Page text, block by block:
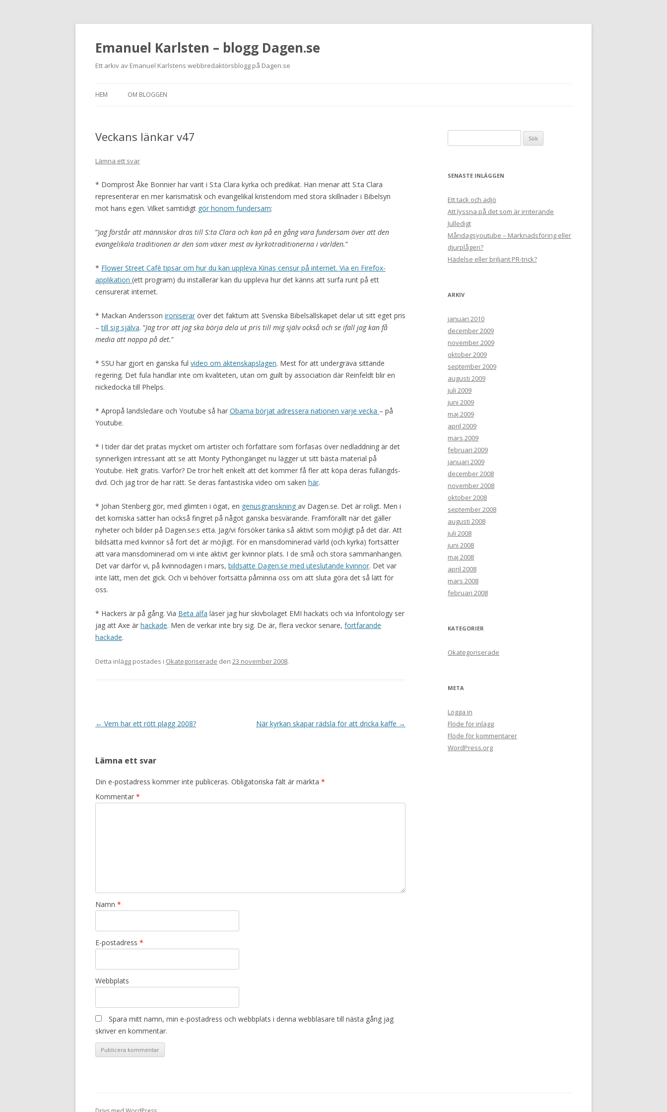
Emanuel Karlsten – blogg Dagen.se
Ett arkiv av Emanuel Karlstens webbredaktörsblogg på Dagen.se
HEM OM BLOGGEN
Veckans länkar v47
Lämna ett svar
* Domprost Åke Bonnier har varit i S:ta Clara kyrka och predikat. Han menar att S:ta Clara
representerar en mer karismatisk och evangelikal kristendom med stora skillnader i Bibelsyn
mot hans egen. Vilket samtidigt gör honom fundersam:
”Jag förstår att människor dras till S:ta Clara och kan på en gång vara fundersam över att den
evangelikala traditionen är den som växer mest av kyrkotraditionerna i världen.”
* Flower Street Café tipsar om hur du kan uppleva Kinas censur på internet. Via en Firefox-
applikation (ett program) du installerar kan du uppleva hur det känns att surfa runt på ett
censurerat internet.
* Mackan Andersson ironiserar över det faktum att Svenska Bibelsällskapet delar ut sitt eget pris
–till sig själva. ”Jag tror att jag ska börja dela ut pris till mig själv också och se ifall jag kan få
media att nappa på det.”
* SSU har gjort en ganska ful video om äktenskapslagen. Mest för att undergräva sittande
regering. Det fula handlar inte om kvaliteten, utan om guilt by association där Reinfeldt blir en
nickedocka till Phelps.
* Apropå landsledare och Youtube så har Obama börjat adressera nationen varje vecka – på
Youtube.
* I tider där det pratas mycket om artister och författare som förfasas över nedladdning är det
synnerligen intressant att se att Monty Pythongänget nu lägger ut sitt bästa material på
Youtube. Helt gratis. Varför? De tror helt enkelt att det kommer få fler att köpa deras fullängds-
dvd. Och jag tror de har rätt. Se deras fantastiska video om saken här.
* Johan Stenberg gör, med glimten i ögat, en genusgranskning av Dagen.se. Det är roligt. Men i
det komiska sätter han också fingret på något ganska besvärande. Framförallt när det gäller
nyheter och bilder på Dagen.se:s etta. Jag/vi försöker tänka så aktivt som möjligt på det där. Att
bildsätta med kvinnor så fort det är möjligt. För en mansdominerad värld (och kyrka) fortsätter
att vara mansdominerad om vi inte aktivt ger kvinnor plats. I de små och stora sammanhangen.
Det var därför vi, på kvinnodagen i mars, bildsatte Dagen.se med uteslutande kvinnor. Det var
inte lätt, men det gick. Och vi behöver fortsätta påminna oss om att sluta göra det så lätt för
oss.
* Hackers är på gång. Via Beta alfa läser jag hur skivbolaget EMI hackats och via Infontology ser
jag att Axe är hackade. Men de verkar inte bry sig. De är, flera veckor senare, fortfarande
hackade.
Detta inlägg postades i Okategoriserade den 23 november 2008.
Inläggsnavigering
← Vem har ett rött plagg 2008? När kyrkan skapar rädsla för att dricka kaffe →
Lämna ett svar
Din e-postadress kommer inte publiceras. Obligatoriska fält är märkta *
Kommentar *
Namn *
E-postadress *
Webbplats
Spara mitt namn, min e-postadress och webbplats i denna webbläsare till nästa gång jag
skriver en kommentar.
efter:
SENASTE INLÄGGEN
Ett tack och adjö
Att lyssna på det som är irriterande
Julledigt
Måndagsyoutube – Marknadsföring eller
djurplågeri?
Hädelse eller briljant PR-trick?
ARKIV
januari 2010
december 2009
november 2009
oktober 2009
september 2009
augusti 2009
juli 2009
juni 2009
maj 2009
april 2009
mars 2009
februari 2009
januari 2009
december 2008
november 2008
oktober 2008
september 2008
augusti 2008
juli 2008
juni 2008
maj 2008
april 2008
mars 2008
februari 2008
KATEGORIER
Okategoriserade
META
Logga in
Flöde för inlägg
Flöde för kommentarer
WordPress.org